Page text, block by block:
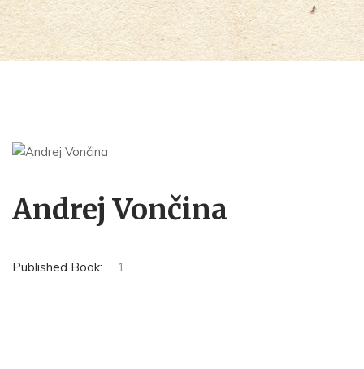
Andrej Vončina
Published Book: 1